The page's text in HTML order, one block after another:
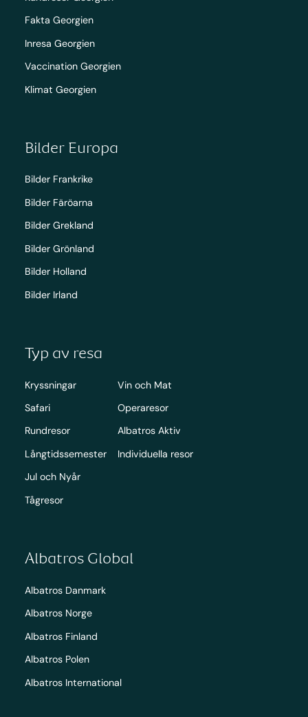
Fakta Georgien
Inresa Georgien
Vaccination Georgien
Klimat Georgien
Bilder Europa
Bilder Frankrike
Bilder Färöarna
Bilder Grekland
Bilder Grönland
Bilder Holland
Bilder Irland
Typ av resa
Kryssningar
Safari
Rundresor
Långtidssemester
Jul och Nyår
Tågresor
Vin och Mat
Operaresor
Albatros Aktiv
Individuella resor
Albatros Global
Albatros Danmark
Albatros Norge
Albatros Finland
Albatros Polen
Albatros International